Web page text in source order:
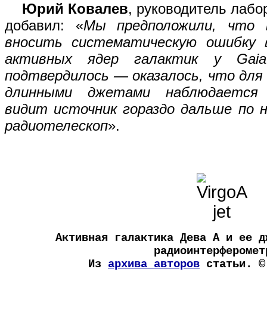
Юрий Ковалев, руководитель
добавил: «Мы предположили, что
вносить систематическую ошибку
активных ядер галактик у
подтвердилось — оказалось, что
длинными джетами наблюдается
видит источник гораздо дальше по
радиотелескоп».
Активная галактика Дева А и ее
Из архива авторов статьи.